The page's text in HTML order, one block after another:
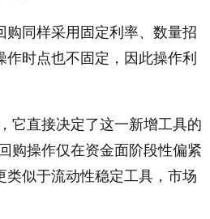
同样采用固定利率、数量招
时点也不固定，因此操作利
它直接决定了这一新增工具的
购操作仅在资金面阶段性偏紧
似于流动性稳定工具，市场